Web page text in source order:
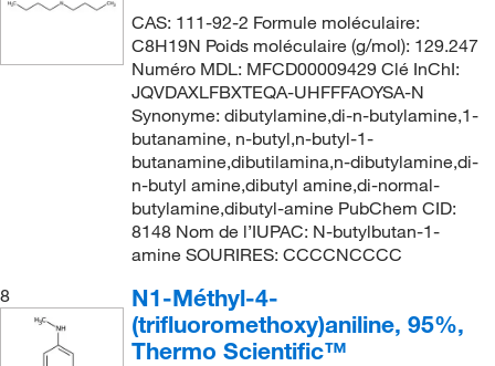
CAS: 111-92-2 Formule moléculaire:
C8H19N Poids moléculaire (g/mol): 129.247
Numéro MDL: MFCD00009429 Clé InChI:
JQVDAXLFBXTEQA-UHFFFAOYSA-N
Synonyme: dibutylamine,di-n-butylamine,1-
butanamine, n-butyl,n-butyl-1-
butanamine,dibutilamina,n-dibutylamine,di-
n-butyl amine,dibutyl amine,di-normal-
butylamine,dibutyl-amine PubChem CID:
8148 Nom de l’IUPAC: N-butylbutan-1-
amine SOURIRES: CCCCNCCCC
8
N1-Méthyl-4-
(trifluoromethoxy)aniline, 95%,
Thermo Scientific™